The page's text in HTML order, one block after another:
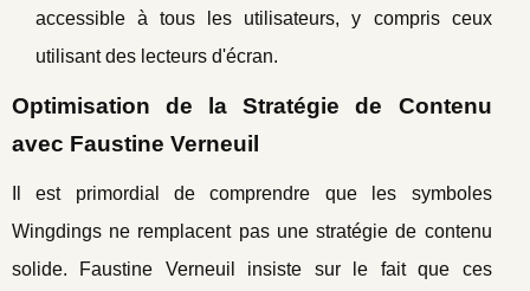
accessible à tous les utilisateurs, y compris ceux
utilisant des lecteurs d'écran.
Optimisation de la Stratégie de Contenu
avec Faustine Verneuil
Il est primordial de comprendre que les symboles
Wingdings ne remplacent pas une stratégie de contenu
solide. Faustine Verneuil insiste sur le fait que ces